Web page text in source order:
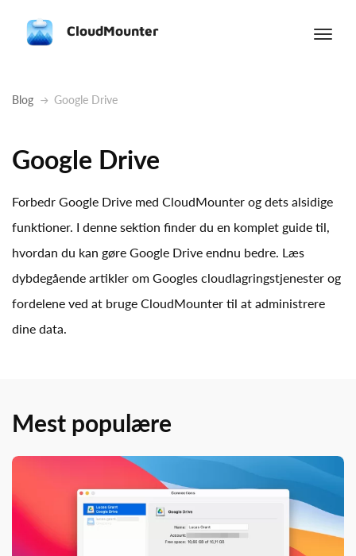
CloudMounter
Blog Google Drive
Google Drive
Forbedr Google Drive med CloudMounter og dets alsidige
funktioner. I denne sektion finder du en komplet guide til,
hvordan du kan gøre Google Drive endnu bedre. Læs
dybdegående artikler om Googles cloudlagringstjenester og
fordelene ved at bruge CloudMounter til at administrere
dine data.
Mest populære